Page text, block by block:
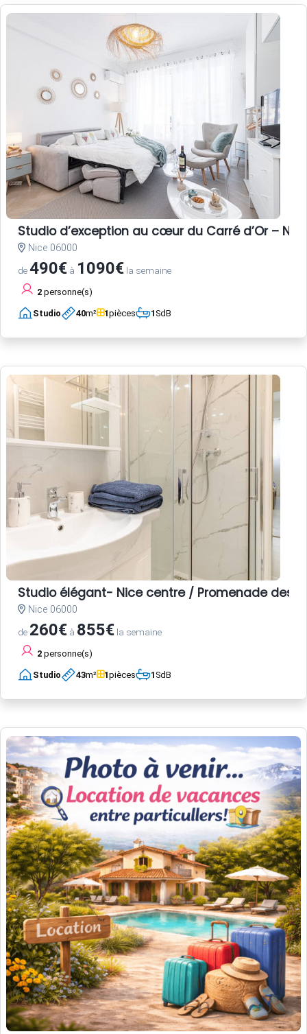
Studio d’exception au cœur du Carré d’Or –
Nice 06000
de490€ à 1090€ la semaine
2 personne(s)
Studio 40m² 1pièces 1SdB
Studio élégant- Nice centre / Promenade des
Nice 06000
de 260€ à 855€ la semaine
2 personne(s)
Studio 43m² 1pièces 1SdB